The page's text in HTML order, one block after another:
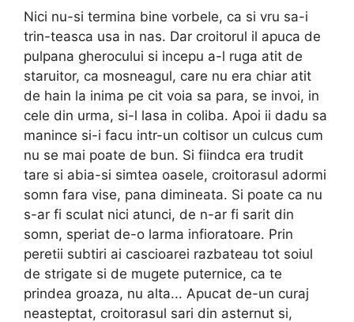
Nici nu-si termina bine vorbele, ca si vru sa-i
trin-teasca usa in nas. Dar croitorul il apuca de
pulpana gherocului si incepu a-l ruga atit de
staruitor, ca mos­neagul, care nu era chiar atit
de hain la inima pe cit voia sa para, se invoi, in
cele din urma, si-l lasa in coliba. Apoi ii dadu sa
manince si-i facu intr-un coltisor un culcus cum
nu se mai poate de bun. Si fiindca era trudit
tare si abia-si simtea oasele, croitorasul adormi
somn fara vise, pana dimineata. Si poate ca nu
s-ar fi sculat nici atunci, de n-ar fi sarit din
somn, speriat de-o larma infioratoare. Prin
peretii sub­tiri ai cascioarei razbateau tot soiul
de strigate si de mugete puternice, ca te
prindea groaza, nu alta... Apu­cat de-un curaj
neasteptat, croitorasul sari din asternut si,